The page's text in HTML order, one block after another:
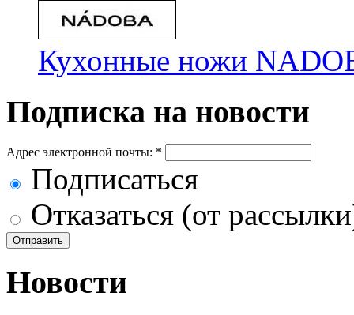
Кухонные ножи
Подписка на новости
Адрес электронной почты: *
Подписаться
Отказаться (от
Новости